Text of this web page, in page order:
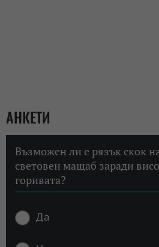
АНКЕТИ
Възможен ли е рязък скок
световен мащаб заради
горивата?
Да